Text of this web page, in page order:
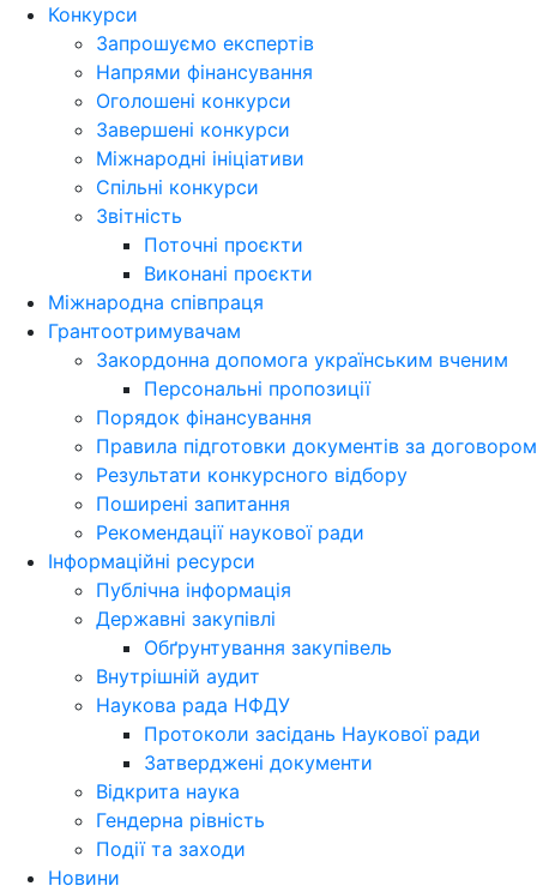
Конкурси
Запрошуємо експертів
Напрями фінансування
Оголошені конкурси
Завершені конкурси
Міжнародні ініціативи
Спільні конкурси
Звітність
Поточні проєкти
Виконані проєкти
Міжнародна співпраця
Грантоотримувачам
Закордонна допомога українським вченим
Персональні пропозиції
Порядок фінансування
Правила підготовки документів за договором
Результати конкурсного відбору
Поширені запитання
Рекомендації наукової ради
Інформаційні ресурси
Публічна інформація
Державні закупівлі
Обґрунтування закупівель
Внутрішній аудит
Наукова рада НФДУ
Протоколи засідань Наукової ради
Затверджені документи
Відкрита наука
Гендерна рівність
Події та заходи
Новини